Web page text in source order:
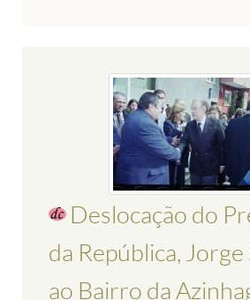
Deslocação do
da República, Jorge
ao Bairro da